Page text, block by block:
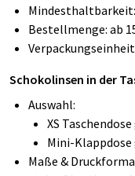
Bestellmenge: ab
Schokolinsen in der
Auswahl:
XS
Mini-
Maße &